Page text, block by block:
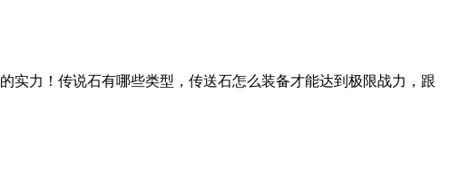
实力！传说石有哪些类型，传送石怎么装备才能达到极限战力，跟